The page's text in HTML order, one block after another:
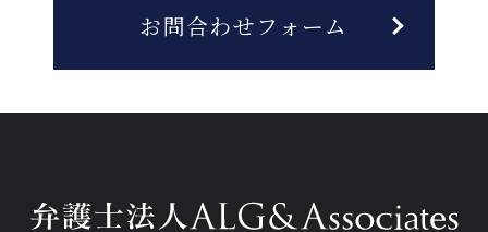
お問合わせフォーム